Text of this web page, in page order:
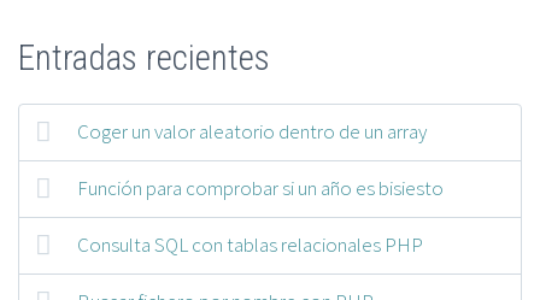
Entradas recientes
Coger un valor aleatorio dentro de un array
Función para comprobar si un año es bisiesto
Consulta SQL con tablas relacionales PHP